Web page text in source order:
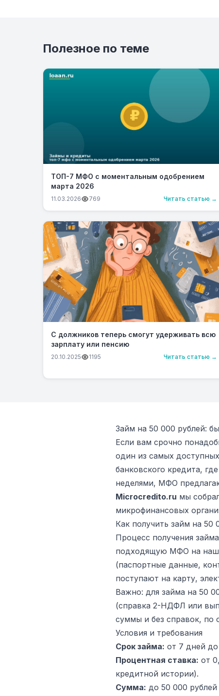
Полезное по теме
ТОП-7 МФО с моментальным одобрением
марта 2026
11.03.2026 769 Читать статью →
С должников теперь смогут удерживать всю
зарплату или пенсию
20.10.2025 1195 Читать статью →
Займ на 50 000 рублей:
Если вам срочно
один из самых
банковского кредита,
неделями, МФО
Microcredito.ru мы
микрофинансовых
Как получить займ на 50
Процесс получения
подходящую МФО на
(паспортные данные,
поступают на карту,
Важно: для займа на 50
(справка 2-НДФЛ или
суммы и без справок, по
Условия и требования
Срок займа: от 7 дней до
Процентная ставка: от
кредитной истории).
Сумма: до 50 000